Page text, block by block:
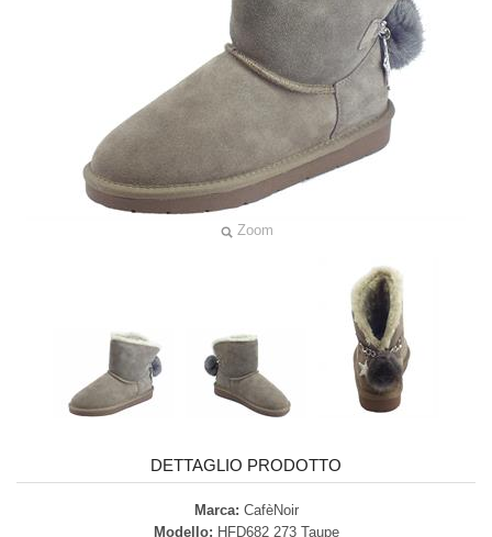
Zoom
DETTAGLIO PRODOTTO
Marca: CafèNoir
Modello: HFD682 273 Taupe